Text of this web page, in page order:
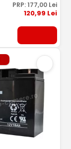
PRP: 177,00 Lei
120,99 Lei